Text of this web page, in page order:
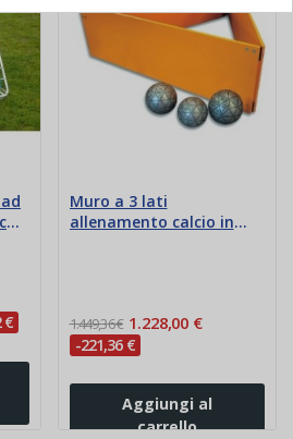
€
Muro a 3 lati
allenamento calcio in
1.449,36 € 1.228,00 €
-221,36 €
Aggiungi al
carrello